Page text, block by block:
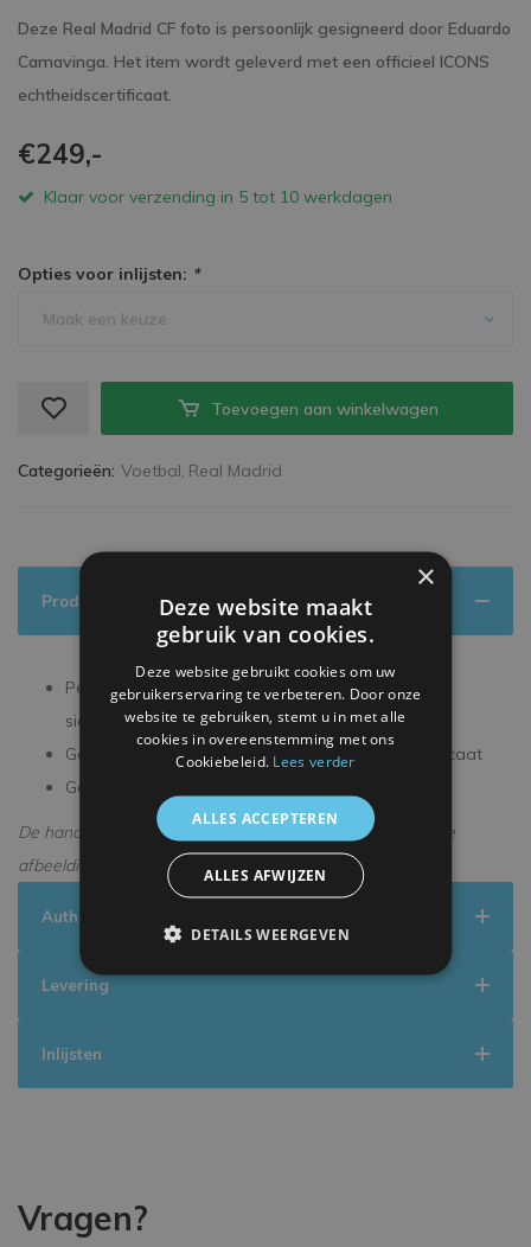
Deze Real Madrid CF foto is persoonlijk gesigneerd door Eduardo
Camavinga. Het item wordt geleverd met een officieel ICONS
echtheidscertificaat.
€249,-
Klaar voor verzending in 5 tot 10 werkdagen
Opties voor inlijsten: *
Maak een keuze
Toevoegen aan winkelwagen
Categorieën: Voetbal, Real Madrid
Productinformatie
Persoonlijk gesigneerd tijdens een exclusieve
signeersessie
Geleverd met een officieel ICONS echtheidscertificaat
Geleverd in een premium verpakking
De handtekening kan enigszins afwijken van de getoonde
afbeelding.
Authenticiteit
Levering
Inlijsten
Vragen?
×
Deze website maakt
gebruik van cookies.
Deze website gebruikt cookies om uw
gebruikerservaring te verbeteren. Door onze
website te gebruiken, stemt u in met alle
cookies in overeenstemming met ons
Cookiebeleid. Lees verder
ALLES ACCEPTEREN
ALLES AFWIJZEN
DETAILS WEERGEVEN